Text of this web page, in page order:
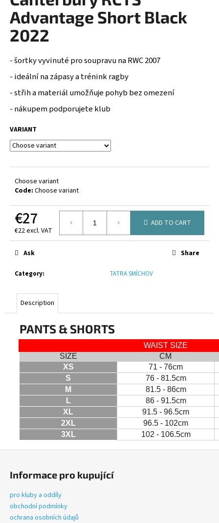
is
0,0
out
of
stars.
Advantage Short Black
2022
- šortky vyvinuté pro soupravu na RWC 2007
- ideální na zápasy a trénink ragby
- střih a materiál umožňuje pohyb bez omezení
- nákupem podporujete klub
VARIANT
Choose variant
Code: Choose variant
€27
€22 excl. VAT
Measure
price:
ADD TO CART
Category: TATRA SMÍCHOV
Ask Share
Description
PANTS & SHORTS
WAIST SIZE
SIZE
CM
XS
71 - 76cm
S
76 - 81.5cm
M
81.5 - 86cm
L
86 - 91.5cm
XL
91.5 - 96.5cm
2XL
96.5 - 102cm
3XL
102 - 106.5cm
i
n
g
o
r
?
SEARCH
W
r
o
m
n
RCTS
ADVANTAGE
SHORT
2.0
€27
Informace pro kupující
pro kluby a oddíly
obchodní podmínky
ochrana osobních údajů